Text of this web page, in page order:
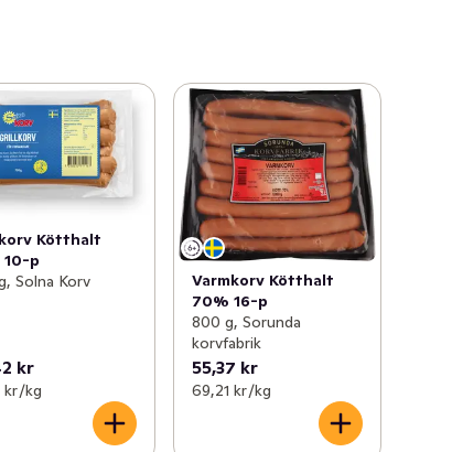
Kötthalt
10-p
Solna Korv
kr
kr /kg
Varmkorv Kötthalt
70% 16-p
800 g, Sorunda
korvfabrik
55,37 kr
69,21 kr /kg